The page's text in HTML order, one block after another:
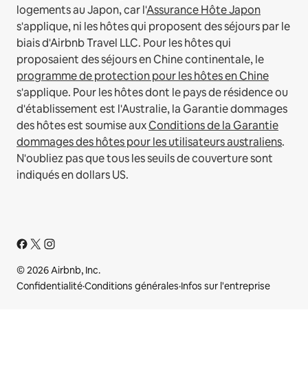
logements au Japon, car l'Assurance Hôte Japon
s'applique, ni les hôtes qui proposent des séjours par le
biais d'Airbnb Travel LLC. Pour les hôtes qui
proposaient des séjours en Chine continentale, le
programme de protection pour les hôtes en Chine
s'applique. Pour les hôtes dont le pays de résidence ou
d'établissement est l'Australie, la Garantie dommages
des hôtes est soumise auxConditions de la Garantie
dommages des hôtes pour les utilisateurs australiens.
N'oubliez pas que tous les seuils de couverture sont
indiqués en dollars US.
© 2026 Airbnb, Inc.
Confidentialité·Conditions générales·Infos sur l'entreprise